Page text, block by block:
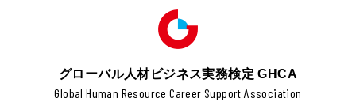
グローバル人材ビジネス実務検定 GHCA
Global Human Resource Career Support Association